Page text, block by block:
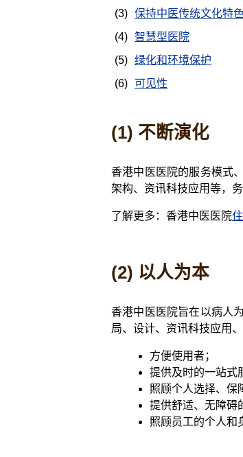
(3) 保持中医传统文化特
(4) 智慧型医院
(5) 绿化和环境保护
(6) 可见性
(1) 不断演化
香港中医医院的服务模式
架构、资讯科技应用等，
了解更多：香港中医医院
(2) 以人为本
香港中医医院旨在以病人
局、设计、资讯科技应用
方便使用者；
提供及时的一站式
照顾个人选择、保
提供舒适、无障碍
照顾员工的个人和